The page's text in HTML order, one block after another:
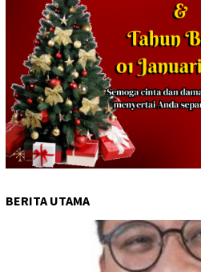
BERITA UTAMA